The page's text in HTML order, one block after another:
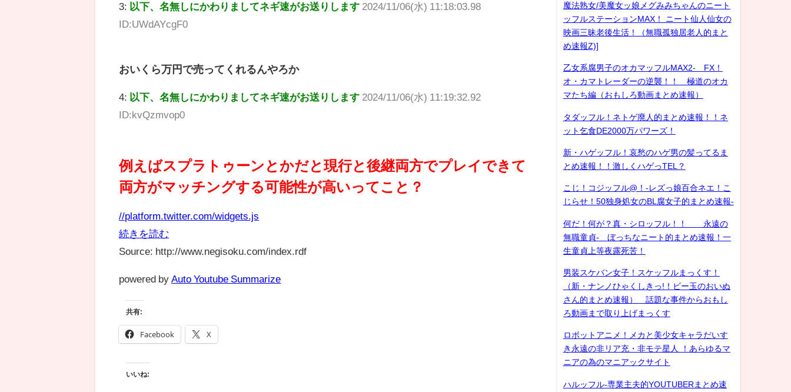
3: 以下、名無しにかわりましてネギ速がお送りします 2024/11/06(水) 11:18:03.98
ID:UWdAYcgF0
おいくら万円で売ってくれるんやろか
4: 以下、名無しにかわりましてネギ速がお送りします 2024/11/06(水) 11:19:32.92
ID:kvQzmvop0
例えばスプラトゥーンとかだと現行と後継両方でプレイできて
両方がマッチングする可能性が高いってこと？
//platform.twitter.com/widgets.js
続きを読む
Source: http://www.negisoku.com/index.rdf
powered by Auto Youtube Summarize
共有:
Facebook X
いいね:
魔法熟女/美魔女ッ娘メグみみちゃんのニート
ッフルステーションMAX！ ニート仙人仙女の
映画三昧老後生活！（無職孤独居老人的まと
め速報Z)]
乙女系腐男子のオカマッフルMAX2- FX！
オ・カマトレーダーの逆襲！！ 極道のオカ
マたち編（おもしろ動画まとめ速報）
タダッフル！ネトゲ廃人的まとめ速報！！ネ
ット乞食DE2000万パワーズ！
新・ハゲッフル！哀愁のハゲ男の髪ってるま
とめ速報！！激しくハゲっTEL？
こじ！コジッフル@！-レズっ娘百合ネエ！こ
じらせ！50独身処女のBL腐女子的まとめ速報-
何だ！何が？真・シロッフル！！ 永遠の
無職童貞- ぼっちなニート的まとめ速報！一
生童貞上等夜露死苦！
男装スケバン女子！スケッフルまっくす！
（新・ナンノひゃくしきっ!！ビー玉のおいぬ
さん的まとめ速報） 話題な事件からおもし
ろ動画まで取り上げまっくす
ロボットアニメ！メカと美少女キャラだいす
き永遠の非リア充・非モテ星人 ！あらゆるマ
ニアの為のマニアックサイト
ハルッフル-専業主夫的YOUTUBERまとめ速